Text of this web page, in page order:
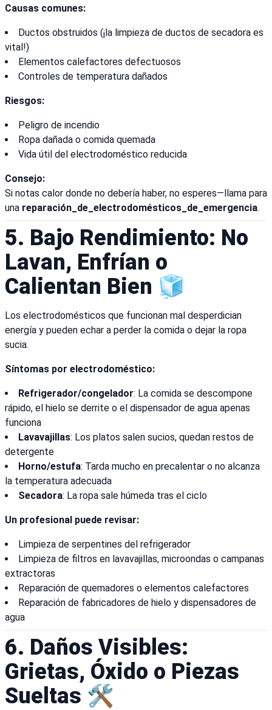
Causas comunes:
Ductos obstruidos (¡la limpieza de ductos de secadora es
vital!)
Elementos calefactores defectuosos
Controles de temperatura dañados
Riesgos:
Peligro de incendio
Ropa dañada o comida quemada
Vida útil del electrodoméstico reducida
Consejo:
Si notas calor donde no debería haber, no esperes—llama para
una reparación_de_electrodomésticos_de_emergencia.
5. Bajo Rendimiento: No
Lavan, Enfrían o
Calientan Bien 🧊
Los electrodomésticos que funcionan mal desperdician
energía y pueden echar a perder la comida o dejar la ropa
sucia.
Síntomas por electrodoméstico:
Refrigerador/congelador: La comida se descompone
rápido, el hielo se derrite o el dispensador de agua apenas
funciona
Lavavajillas: Los platos salen sucios, quedan restos de
detergente
Horno/estufa: Tarda mucho en precalentar o no alcanza
la temperatura adecuada
Secadora: La ropa sale húmeda tras el ciclo
Un profesional puede revisar:
Limpieza de serpentines del refrigerador
Limpieza de filtros en lavavajillas, microondas o campanas
extractoras
Reparación de quemadores o elementos calefactores
Reparación de fabricadores de hielo y dispensadores de
agua
6. Daños Visibles:
Grietas, Óxido o Piezas
Sueltas 🛠️